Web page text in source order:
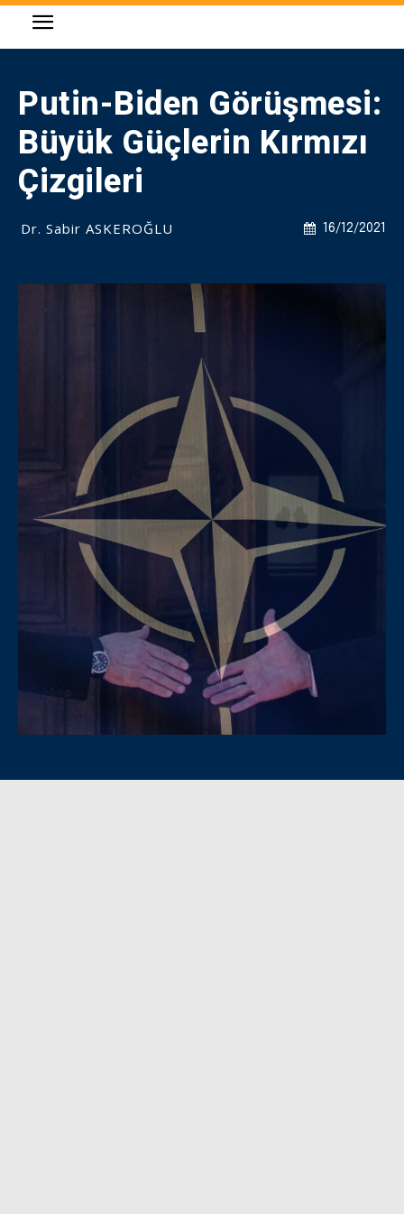
Putin-Biden Görüşmesi:
Büyük Güçlerin Kırmızı
Çizgileri
16/12/2021
Dr. Sabir ASKEROĞLU